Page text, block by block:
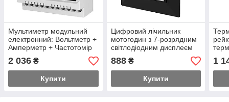
Мультиметр модульний
електронний: Вольтметр +
Амперметр + Частотомір
цифровий на DIN-рейку
2 036 ₴
Купити
Цифровий лічильник
мотогодин з 7-розрядним
світлодіодним дисплеєм
888₴
Купити
1